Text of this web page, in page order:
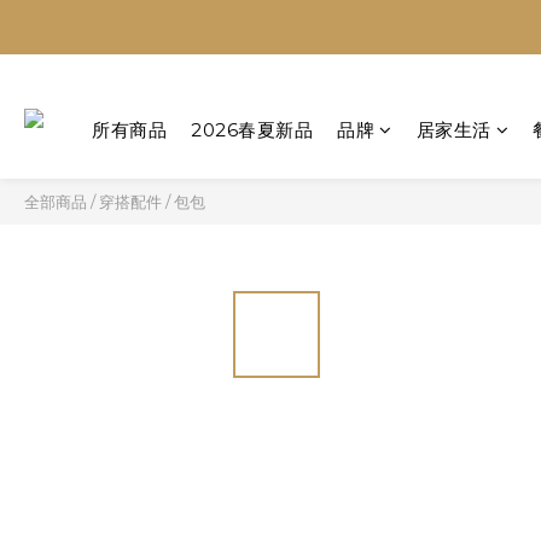
所有商品 2026春夏新品 品牌 居家生活
全部商品 /穿搭配件/包包